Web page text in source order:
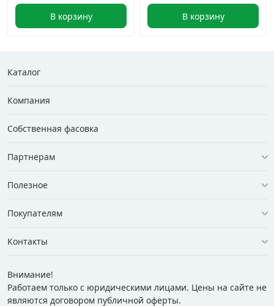
В корзину В корзину
Каталог
Компания
Собственная фасовка
Партнерам
Полезное
Покупателям
Контакты
Внимание!
Работаем только с юридическими лицами. Цены на сайте не
являются договором публичной оферты.